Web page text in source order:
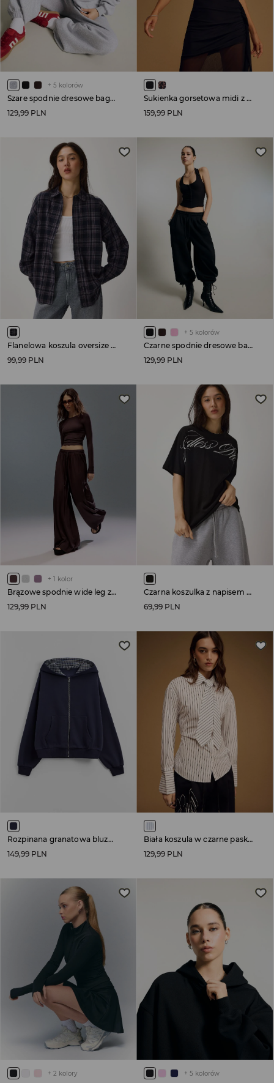
+ 5 kolorów
Szare spodnie dresowe baggy fit basic
129,99 PLN
Sukienka gorsetowa midi z koronką czarna
159,99 PLN
Flanelowa koszula oversize w kratę czarna
99,99 PLN
+ 5 kolorów
Czarne spodnie dresowe baggy fit basic
129,99 PLN
+ 1 kolor
Brązowe spodnie wide leg z wiskozy
129,99 PLN
Czarna koszulka z napisem Endless Dreams
69,99 PLN
Rozpinana granatowa bluza z kapturem w kratkę
149,99 PLN
Biała koszula w czarne paski z krawatem i wiązaniem na tyle
129,99 PLN
+ 2 kolory + 5 kolorów